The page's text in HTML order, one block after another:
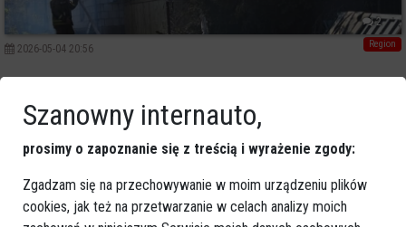
2
Region
2026-05-04 20:56
Kategorie
Powiat ostrołecki
Sport
Szanowny internauto,
prosimy o zapoznanie się z treścią i wyrażenie zgody:
Zgadzam się na przechowywanie w moim urządzeniu plików
cookies, jak też na przetwarzanie w celach analizy moich